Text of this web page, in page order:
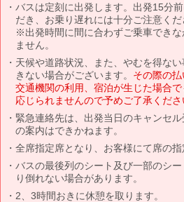
バスは定刻に出発します。出発15分
だき、お乗り遅れには十分ご注意くだ
※出発時間に間に合わずご乗車でき
ません。
天候や道路状況、また、やむを得な
きない場合がございます。 その際の
交通機関の利用、宿泊が生じた場合
応じられませんので予めご了承くださ
緊急連絡先は、出発当日のキャンセ
の案内はできかねます。
全席指定席となり、お客様にて席の指
バスの最後列のシート及び一部のシ
り倒れない場合があります。
2、3時間おきに休憩を取ります。